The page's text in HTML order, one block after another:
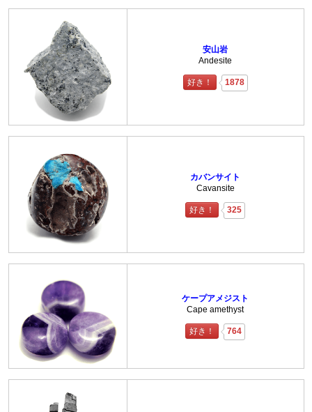
安山岩
Andesite
好き！ 1878
カバンサイト
Cavansite
好き！ 325
ケープアメジスト
Cape amethyst
好き！ 764